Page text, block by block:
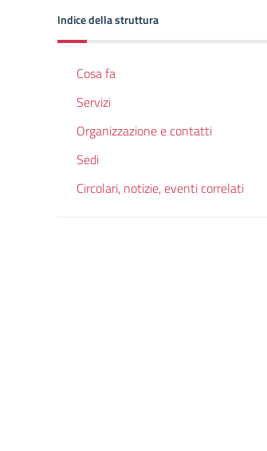
Indice della struttura
Cosa fa
Servizi
Organizzazione e contatti
Sedi
Circolari, notizie, eventi correlati